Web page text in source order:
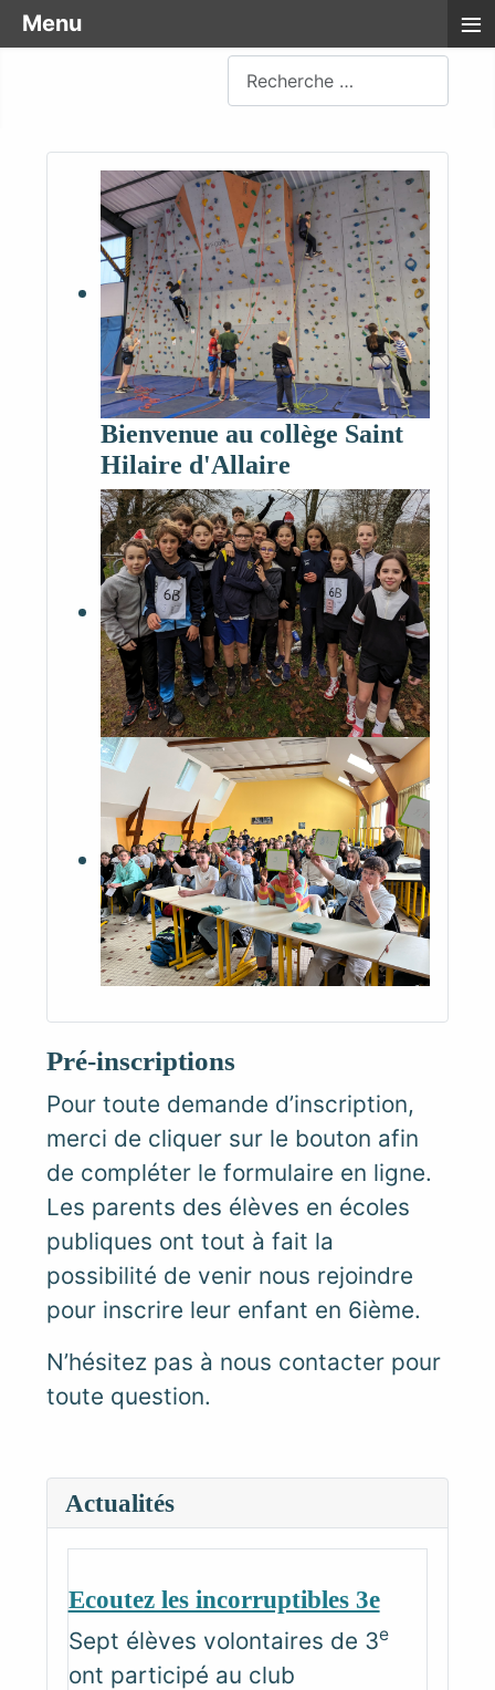
Rechercher
Bienvenue au collège Saint
Hilaire d'Allaire
Pré-inscriptions
Pour toute demande d’inscription,
merci de cliquer sur le bouton afin
de compléter le formulaire en ligne.
Les parents des élèves en écoles
publiques ont tout à fait la
possibilité de venir nous rejoindre
pour inscrire leur enfant en 6ième.
N’hésitez pas à nous contacter pour
toute question.
Actualités
Ecoutez les incorruptibles 3e
Sept élèves volontaires de 3e
ont participé au club
Menu ≡